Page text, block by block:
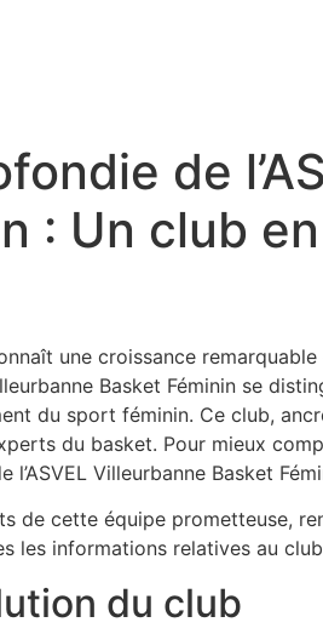
de
: Un club
une croissance
Basket Féminin se
du sport féminin. Ce club,
du basket. Pour mieux
Villeurbanne Basket
de cette équipe prometteuse,
les informations relatives au
du club